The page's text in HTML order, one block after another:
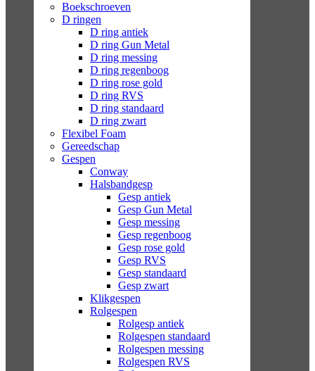
Boekschroeven
D ringen
D ring antiek
D ring Gun Metal
D ring messing
D ring regenboog
D ring rose gold
D ring RVS
D ring standaard
D ring zwart
Flexibel Foam
Gereedschap
Gespen
Conway
Halsbandgesp
Gesp antiek
Gesp Gun Metal
Gesp messing
Gesp regenboog
Gesp rose gold
Gesp RVS
Gesp standaard
Gesp zwart
Klikgespen
Rolgespen
Rolgesp antiek
Rolgespen standaard
Rolgespen messing
Rolgespen RVS